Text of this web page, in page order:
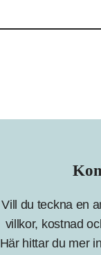
Vill du teckna en
villkor, kostnad
Här hittar du mer